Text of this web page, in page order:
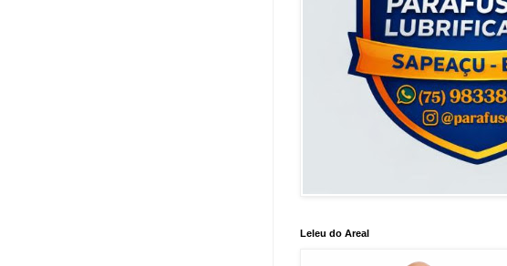
Leleu do Areal